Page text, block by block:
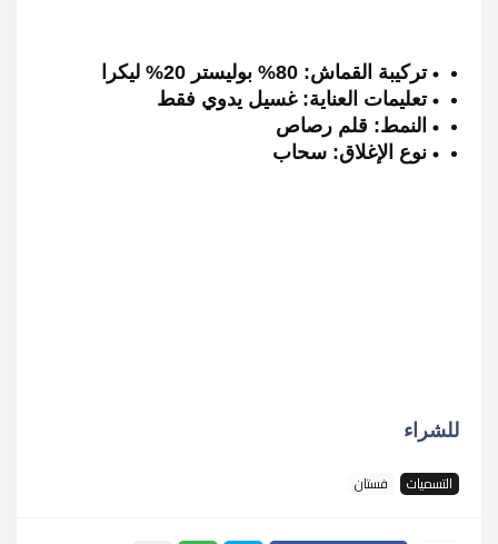
تركيبة القماش: 80% بوليستر 20% ليكرا
تعليمات العناية: غسيل يدوي فقط
النمط: قلم رصاص
نوع الإغلاق: سحاب
للشراء
التسميات فستان